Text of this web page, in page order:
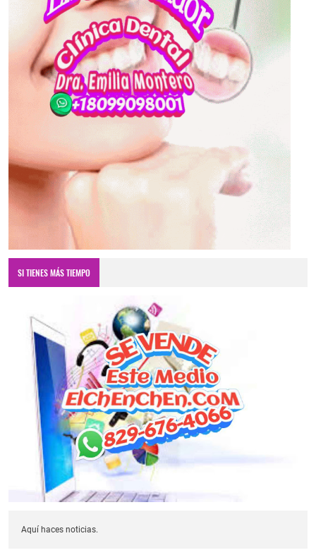
SI TIENES MÁS TIEMPO
Aquí haces noticias.